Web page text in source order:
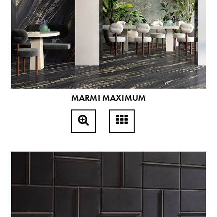
MARMI MAXIMUM